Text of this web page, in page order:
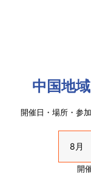
中国地
開催日・場所・参
8月
開